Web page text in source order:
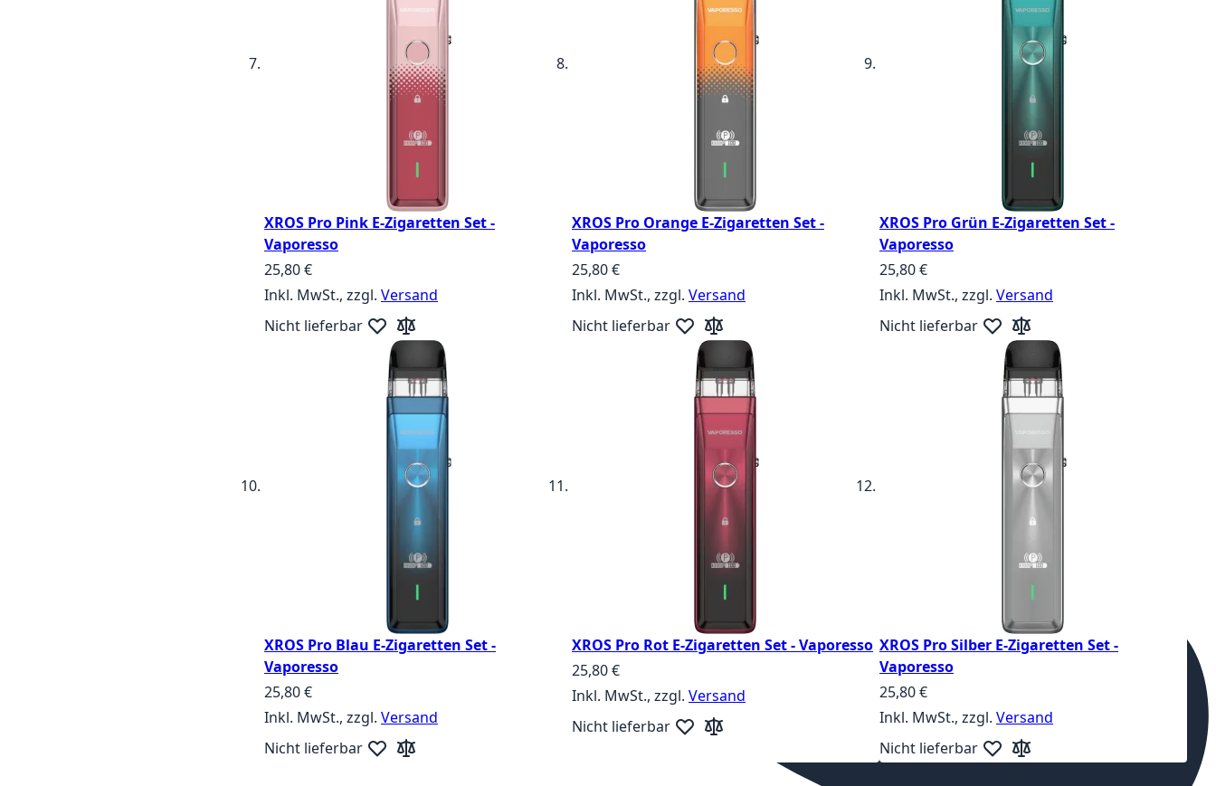
XROS Pro Pink E-Zigaretten Set -
Vaporesso
25,80 €
Inkl. MwSt., zzgl. Versand
Nicht lieferbar Zur Wunschliste hinzufügen
Zur Vergleichsliste hinzufügen
XROS Pro Orange E-Zigaretten Set -
Vaporesso
25,80 €
Inkl. MwSt., zzgl. Versand
Nicht lieferbar Zur Wunschliste hinzufügen
Zur Vergleichsliste hinzufügen
XROS Pro Grün E-Zigaretten Set -
Vaporesso
25,80 €
Inkl. MwSt., zzgl. Versand
Nicht lieferbar Zur Wunschliste hinzufügen
Zur Vergleichsliste hinzufügen
XROS Pro Blau E-Zigaretten Set -
Vaporesso
25,80 €
Inkl. MwSt., zzgl. Versand
Nicht lieferbar Zur Wunschliste hinzufügen
Zur Vergleichsliste hinzufügen
XROS Pro Rot E-Zigaretten Set - Vaporesso
25,80 €
Inkl. MwSt., zzgl. Versand
Nicht lieferbar Zur Wunschliste hinzufügen
Zur Vergleichsliste hinzufügen
XROS Pro Silber E-Zigaretten Set -
Vaporesso
25,80 €
Inkl. MwSt., zzgl. Versand
Nicht lieferbarZur Wunschliste hinzufügen
Zur Vergleichsliste hinzufügen